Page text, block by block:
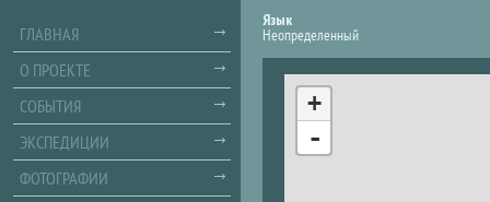
Язык
Неопределенный
+
-
ГЛАВНАЯ
О ПРОЕКТЕ
СОБЫТИЯ
ЭКСПЕДИЦИИ
ФОТОГРАФИИ